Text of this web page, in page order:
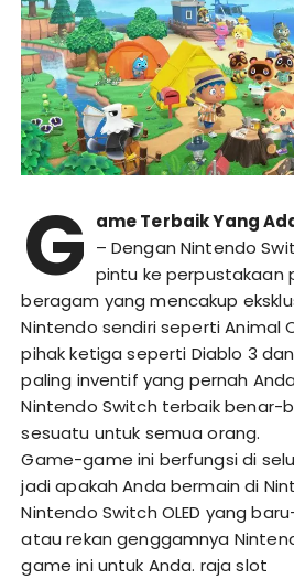
G ame Terbaik Yang
– Dengan Nintendo
pintu ke perpustakaan
beragam yang mencakup
Nintendo sendiri seperti Animal
pihak ketiga seperti Diablo 3
paling inventif yang pernah
Nintendo Switch terbaik benar-
sesuatu untuk semua orang.
Game-game ini berfungsi di
jadi apakah Anda bermain di
Nintendo Switch OLED yang
atau rekan genggamnya
game ini untuk Anda. raja slot